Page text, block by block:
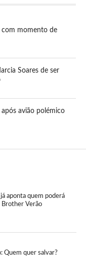
com momento de
Soares de ser
avião polémico
aponta quem poderá
Brother Verão
Quem quer salvar?